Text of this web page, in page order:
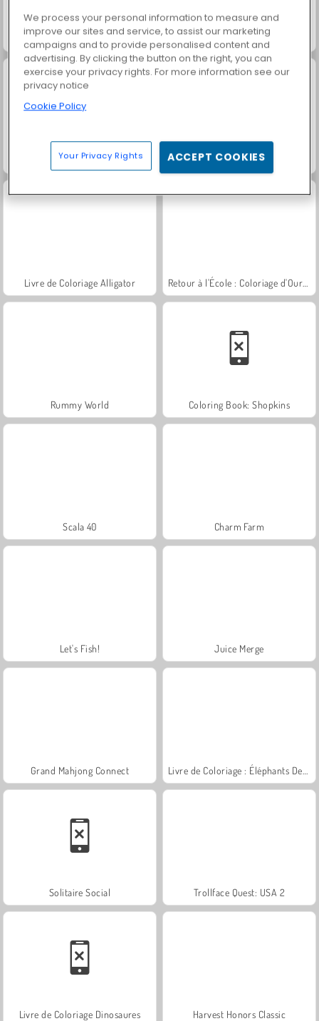
Farm Merge Valley Masha and the Bear: Meadows
Royal Story Jewel Garden Story
Livre de Coloriage Alligator
Rummy World Coloring Book: Shopkins
Scala 40 Charm Farm
Let's Fish! Juice Merge
Grand Mahjong Connect
Solitaire Social Trollface Quest: USA 2
Livre de Coloriage Dinosaures Harvest Honors Classic
We process your personal information to measure and
improve our sites and service, to assist our marketing
campaigns and to provide personalised content and
advertising. By clicking the button on the right, you can
exercise your privacy rights. For more information see our
privacy notice
Cookie Policy
Your Privacy Rights ACCEPT COOKIES